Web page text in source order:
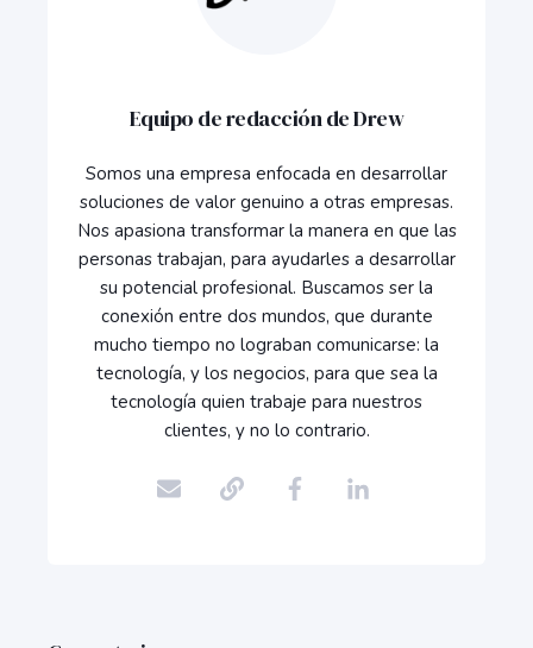
Equipo de redacción de Drew
Somos una empresa enfocada en desarrollar
soluciones de valor genuino a otras empresas.
Nos apasiona transformar la manera en que las
personas trabajan, para ayudarles a desarrollar
su potencial profesional. Buscamos ser la
conexión entre dos mundos, que durante
mucho tiempo no lograban comunicarse: la
tecnología, y los negocios, para que sea la
tecnología quien trabaje para nuestros
clientes, y no lo contrario.